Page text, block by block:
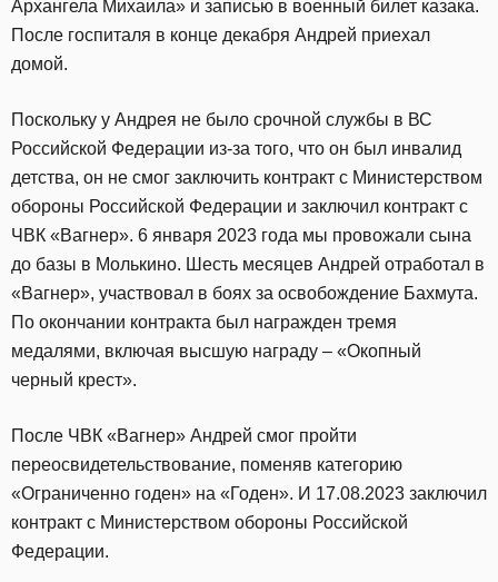
Архангела Михаила» и записью в военный билет казака.
После госпиталя в конце декабря Андрей приехал
домой.
Поскольку у Андрея не было срочной службы в ВС
Российской Федерации из-за того, что он был инвалид
детства, он не смог заключить контракт с Министерством
обороны Российской Федерации и заключил контракт с
ЧВК «Вагнер». 6 января 2023 года мы провожали сына
до базы в Молькино. Шесть месяцев Андрей отработал в
«Вагнер», участвовал в боях за освобождение Бахмута.
По окончании контракта был награжден тремя
медалями, включая высшую награду – «Окопный
черный крест».
После ЧВК «Вагнер» Андрей смог пройти
переосвидетельствование, поменяв категорию
«Ограниченно годен» на «Годен». И 17.08.2023 заключил
контракт с Министерством обороны Российской
Федерации.